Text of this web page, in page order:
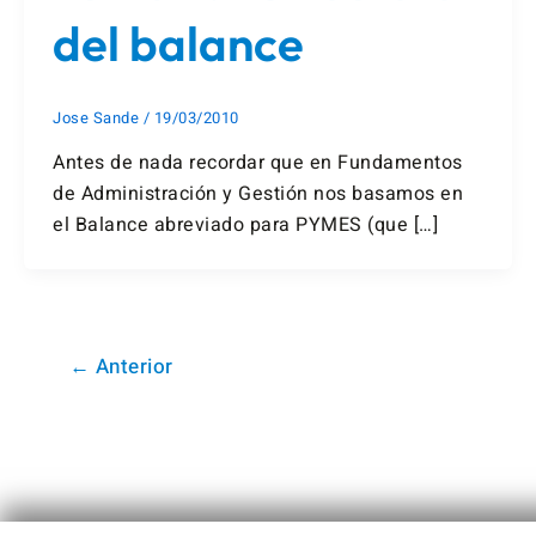
del balance
Jose Sande / 19/03/2010
Antes de nada recordar que en Fundamentos
de Administración y Gestión nos basamos en
el Balance abreviado para PYMES (que […]
← Anterior